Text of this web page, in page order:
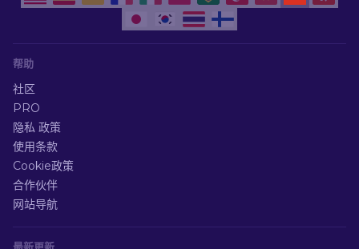
帮助
社区
PRO
隐私 政策
使用条款
Cookie政策
合作伙伴
网站导航